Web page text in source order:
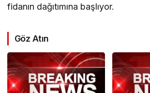
fidanın dağıtımına başlıyor.
Göz Atın